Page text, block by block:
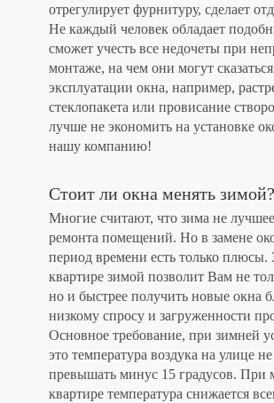
отрегулирует фурнитуру, сделает
Не каждый человек обладает
сможет учесть все недочеты при
монтаже, на чем они могут
эксплуатации окна, например,
стеклопакета или провисание
лучше не экономить на установке
нашу компанию!
Стоит ли окна менять зимой?
Многие считают, что зима не
ремонта помещений. Но в замене
период времени есть только плюсы.
квартире зимой позволит Вам не
но и быстрее получить новые окна
низкому спросу и загруженности
Основное требование, при зимней
это температура воздука на улице
превышать минус 15 градусов. При
квартире температура снижается